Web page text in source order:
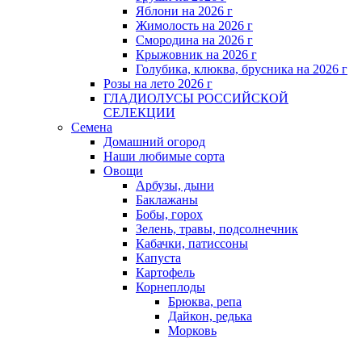
Яблони на 2026 г
Жимолость на 2026 г
Смородина на 2026 г
Крыжовник на 2026 г
Голубика, клюква, брусника на 2026 г
Розы на лето 2026 г
ГЛАДИОЛУСЫ РОССИЙСКОЙ
СЕЛЕКЦИИ
Семена
Домашний огород
Наши любимые сорта
Овощи
Арбузы, дыни
Баклажаны
Бобы, горох
Зелень, травы, подсолнечник
Кабачки, патиссоны
Капуста
Картофель
Корнеплоды
Брюква, репа
Дайкон, редька
Морковь